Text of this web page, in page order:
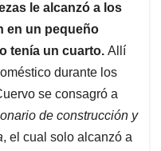
le alcanzó a los
en un pequeño
tenía un cuarto. Allí
durante los
se consagró a
de construcción y
, el cual solo alcanzó a